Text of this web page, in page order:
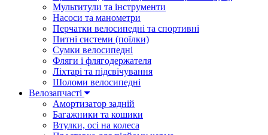
Мультитули та інструменти
Насоси та манометри
Перчатки велосипедні та спортивні
Питні системи (поїлки)
Сумки велосипедні
Фляги і флягодержателя
Ліхтарі та підсвічування
Шоломи велосипедні
Велозапчасті
Амортизатор задній
Багажники та кошики
Втулки, осі на колеса